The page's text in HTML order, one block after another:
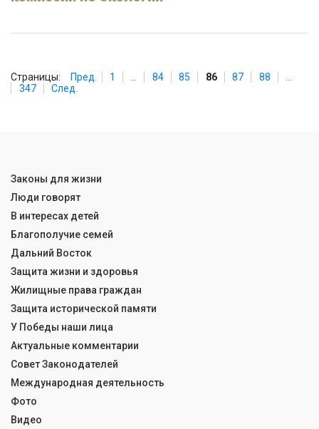
Страницы: Пред. 1 84 85 86 87 88
347
След.
Законы для жизни
Люди говорят
В интересах детей
Благополучие семей
Дальний Восток
Защита жизни и здоровья
Жилищные права граждан
Защита исторической памяти
У Победы наши лица
Актуальные комментарии
Совет Законодателей
Международная деятельность
Фото
Видео